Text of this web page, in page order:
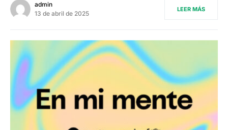
admin
13 de abril de 2025
LEER MÁS